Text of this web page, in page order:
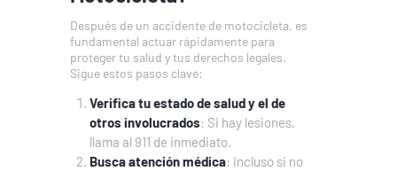
Después de un accidente de motocicleta, es
fundamental actuar rápidamente para
proteger tu salud y tus derechos legales.
Sigue estos pasos clave:
Verifica tu estado de salud y el de
otros involucrados: Si hay lesiones,
llama al 911 de inmediato.
Busca atención médica: Incluso si no